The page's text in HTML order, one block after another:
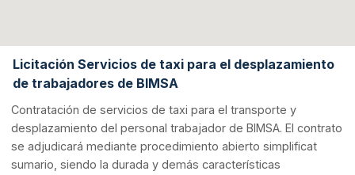
Licitación Servicios de taxi para el desplazamiento
de trabajadores de BIMSA
Contratación de servicios de taxi para el transporte y
desplazamiento del personal trabajador de BIMSA. El contrato
se adjudicará mediante procedimiento abierto simplificat
sumario, siendo la durada y demás características